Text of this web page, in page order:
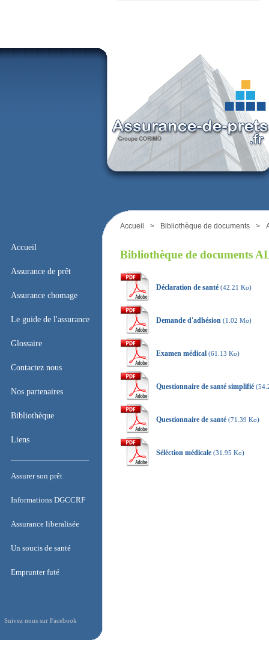
Accueil
Accueil
Assurance de prêt
Assurance de prêt
Assurance chomage
Assurance chomage
Le guide de l'assurance
Le guide de l'assurance
Glossaire
Glossaire
Contactez nous
Contactez nous
Nos partenaires
Nos partenaires
Bibliothèque
Bibliothèque
Liens
Assurer son prêt
Assurer son prêt
Informations DGCCRF
Informations DGCCRF
Assurance liberalisée
Assurance liberalisée
Un soucis de santé
Un soucis de santé
Emprunter futé
Suivez nous sur Facebook
Accueil > Bibliothèque de documents >
Bibliothèque de documents
Déclaration de santé (42.21 Ko)
Demande d'adhésion (1.02 Mo)
Examen médical (61.13 Ko)
Questionnaire de santé simplifié
Questionnaire de santé (71.39 Ko)
Séléction médicale (31.95 Ko)